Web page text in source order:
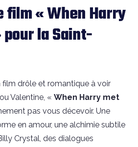
film « When Harry
la Saint-
film drôle et romantique à voir
Valentine, « When Harry met
pas vous décevoir. Une
en amour, une alchimie subtile
Crystal, des dialogues